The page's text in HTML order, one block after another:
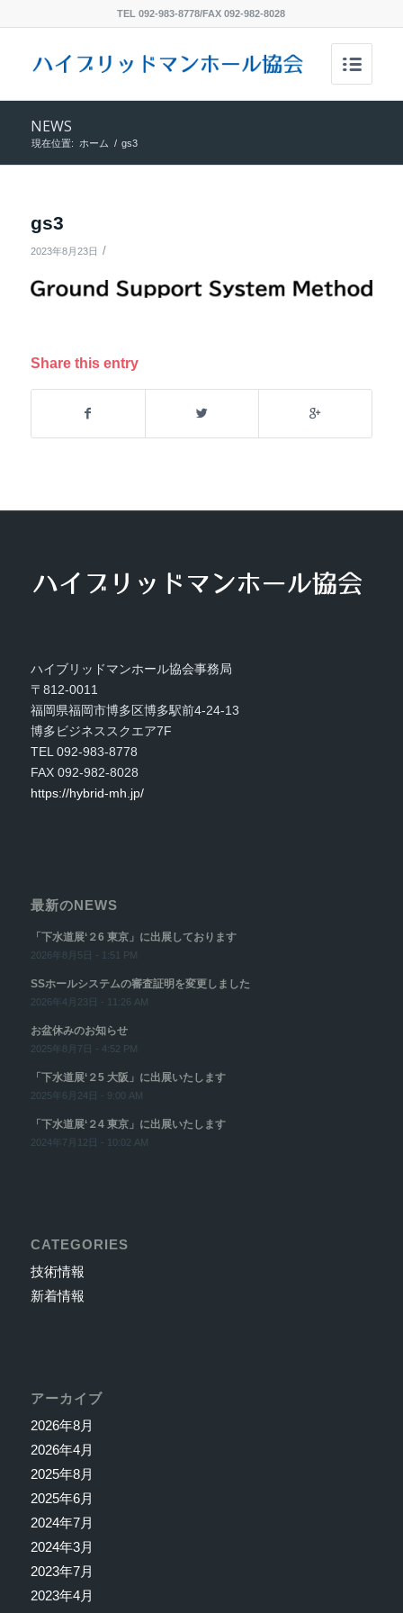
TEL 092-983-8778/FAX 092-982-8028
NEWS
現在位置: ホーム / gs3
gs3
2023年8月23日 /
Share this entry
ハイブリッドマンホール協会事務局
〒812-0011
福岡県福岡市博多区博多駅前4-24-13
博多ビジネススクエア7F
TEL 092-983-8778
FAX 092-982-8028
https://hybrid-mh.jp/
最新のNEWS
「下水道展‘２6 東京」に出展しております
2026年8月5日 - 1:51 PM
SSホールシステムの審査証明を変更しました
2026年4月23日 - 11:26 AM
お盆休みのお知らせ
2025年8月7日 - 4:52 PM
「下水道展‘２5 大阪」に出展いたします
2025年6月24日 - 9:00 AM
「下水道展‘２4 東京」に出展いたします
2024年7月12日 - 10:02 AM
CATEGORIES
技術情報
新着情報
アーカイブ
2026年8月
2026年4月
2025年8月
2025年6月
2024年7月
2024年3月
2023年7月
2023年4月